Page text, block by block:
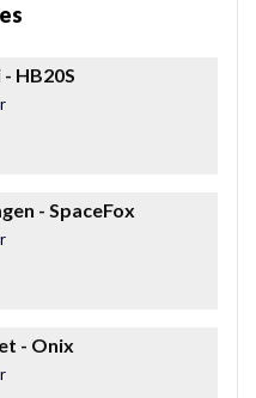
- HB20S
- SpaceFox
- Onix